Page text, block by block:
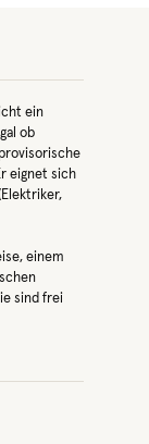
ein
ob
eignet sich
einem
sind frei